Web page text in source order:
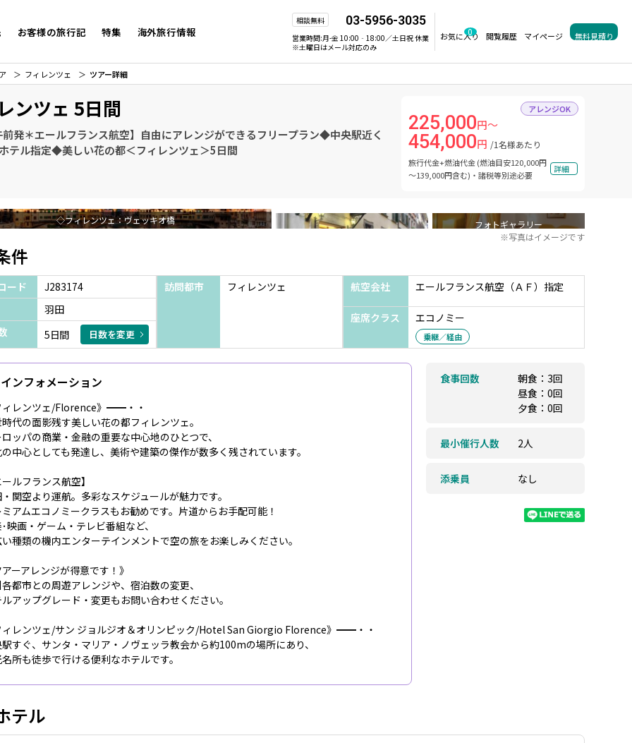
お客様の旅行記 特集 海外旅行情報
相談無料 03-5956-3035
営業時間:月-金 10:00‐18:00／土日祝 休業
※土曜日はメール対応のみ
お気に入り
0 閲覧履歴 マイページ 無料見積り
フィレンツェ ツアー詳細
ンツェ 5日間
発＊エールフランス航空】自由にアレンジができるフリープラン◆中央駅近く
テル指定◆美しい花の都＜フィレンツェ＞5日間
アレンジOK
225,000円～
454,000円 /1名様あたり
旅行代金+燃油代金 (燃油目安120,000円
～139,000円含む)・諸税等別途必要
詳細
◇フィレンツェ：ヴェッキオ橋
フォトギャラリー
※写真はイメージです
件
ード
J283174
羽田
5日間 日数を変更
訪問都市 フィレンツェ 航空会社 エールフランス航空（ＡＦ）指定
座席クラス エコノミー
乗継／経由
インフォメーション
ィレンツェ/Florence》━━・・
代の面影残す美しい花の都フィレンツェ。
ッパの商業・金融の重要な中心地のひとつで、
中心としても発達し、美術や建築の傑作が数多く残されています。
ルフランス航空】
関空より運航。多彩なスケジュールが魅力です。
アムエコノミークラスもお勧めです。片道からお手配可能！
映画・ゲーム・テレビ番組など、
種類の機内エンターテインメントで空の旅をお楽しみください。
ーアレンジが得意です！》
都市との周遊アレンジや、宿泊数の変更、
アップグレード・変更もお問い合わせください。
ィレンツェ/サン ジョルジオ＆オリンピック/Hotel San Giorgio Florence》━━・・
すぐ、サンタ・マリア・ノヴェッラ教会から約100mの場所にあり、
所も徒歩で行ける便利なホテルです。
食事回数
朝食：3回
昼食：0回
夕食：0回
最小催行人数 2人
添乗員 なし
テル